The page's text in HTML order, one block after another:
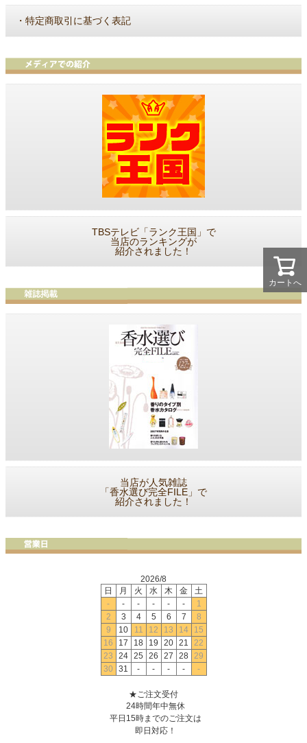
カートへ
・ 特定商取引に基づく表記
TBSテレビ「ランク王国」で
当店のランキングが
紹介されました！
当店が人気雑誌
「香水選び完全FILE」で
紹介されました！
2026/8
日
月 火 水 木 金
土
-
- - - - -
1
2
3 4 5 6 7
8
9
10 11 12 13 14
15
16
17 18 19 20 21
22
23
24 25 26 27 28 29
30
31 - - - - -
★ご注文受付
24時間年中無休
平日15時までのご注文は
即日対応！